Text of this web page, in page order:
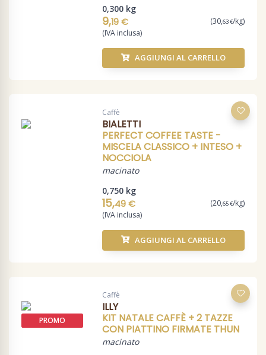
0,300 kg
9,19 € (30,63 €/kg)
(IVA inclusa)
AGGIUNGI AL CARRELLO
Caffè
BIALETTI
PERFECT COFFEE TASTE -
MISCELA CLASSICO + INTESO +
NOCCIOLA
macinato
0,750 kg
15,49 € (20,65 €/kg)
(IVA inclusa)
AGGIUNGI AL CARRELLO
PROMO
Caffè
ILLY
KIT NATALE CAFFÈ + 2 TAZZE
CON PIATTINO FIRMATE THUN
macinato